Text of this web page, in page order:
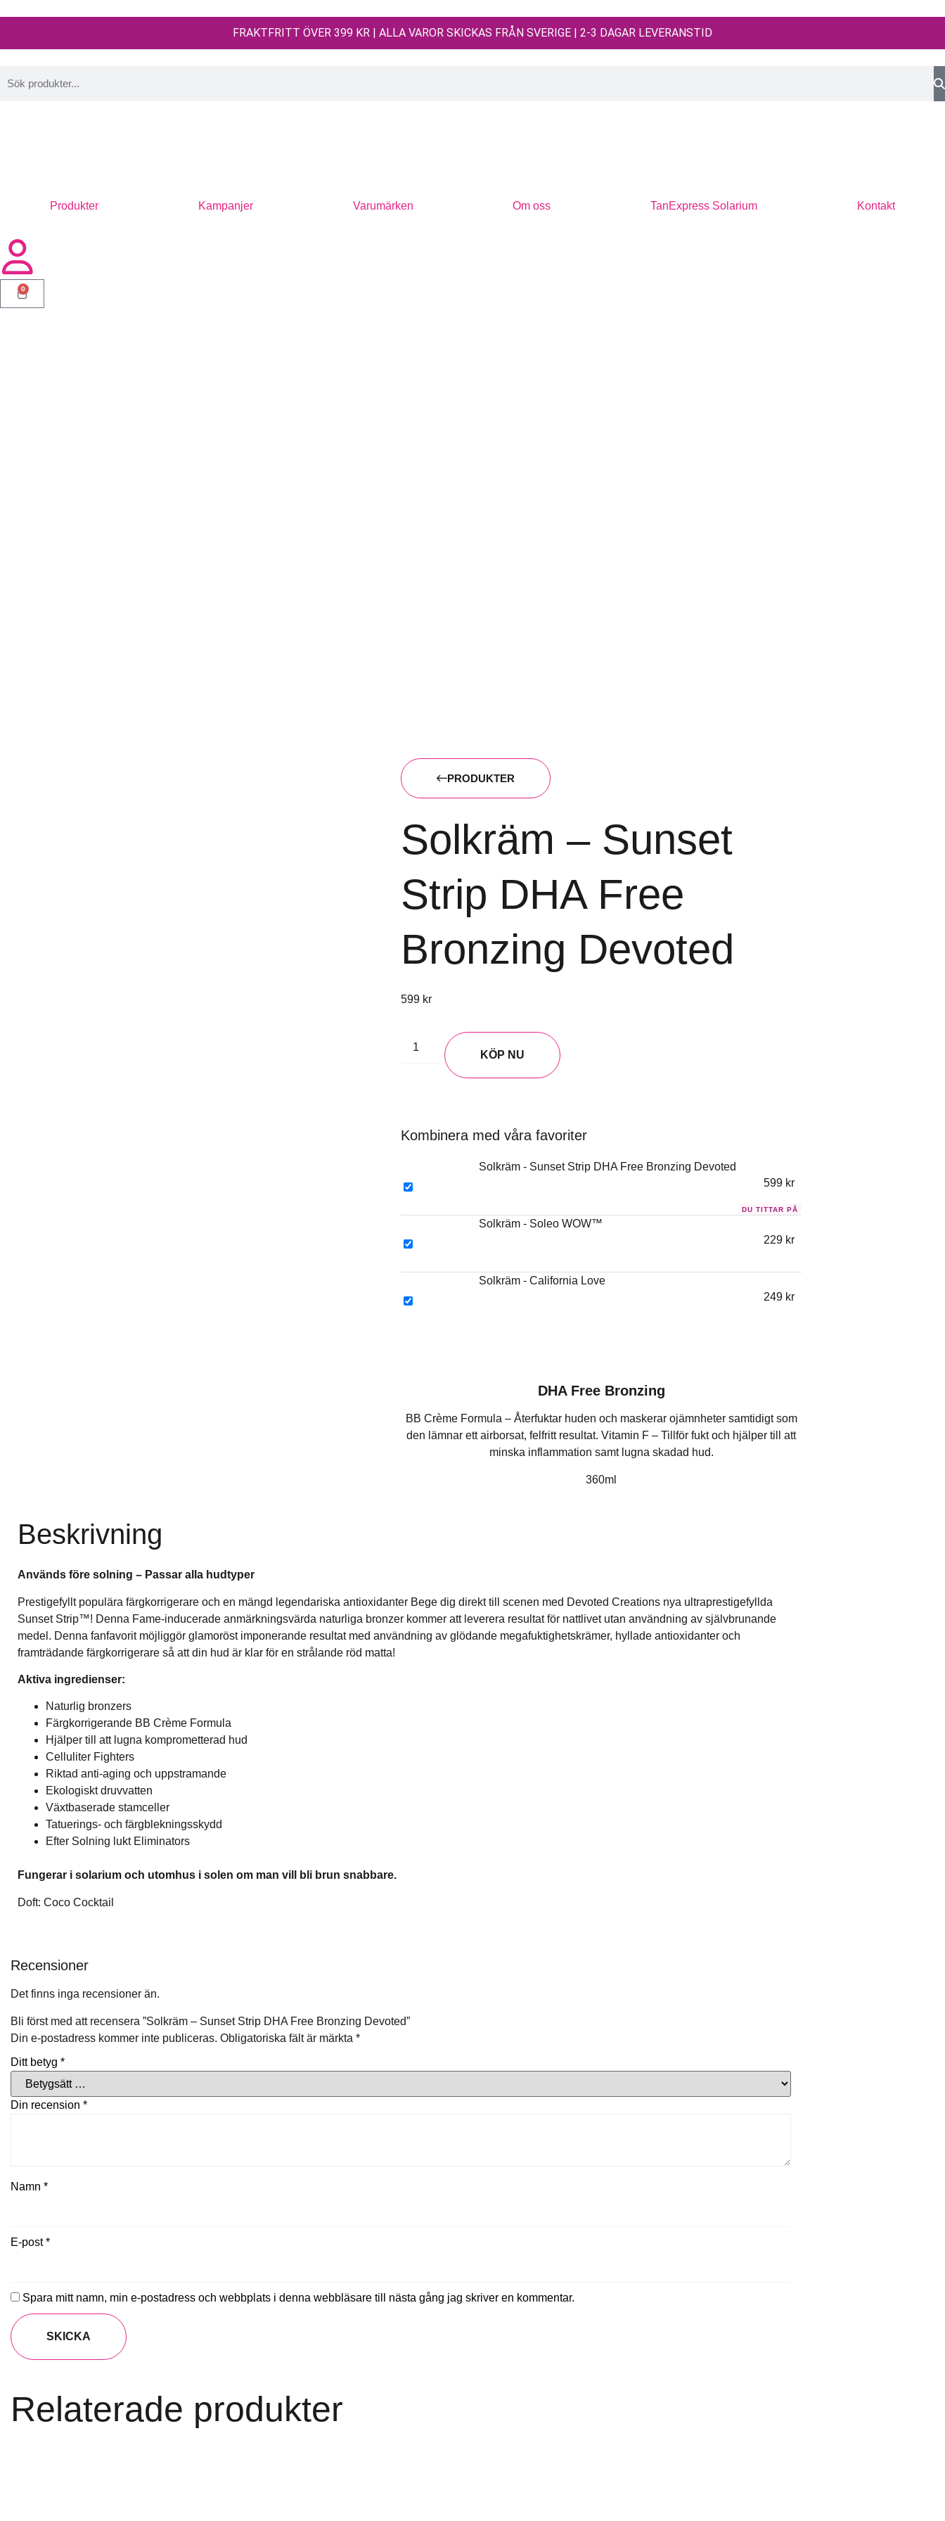
FRAKTFRITT ÖVER 399 KR | ALLA VAROR SKICKAS FRÅN SVERIGE | 2-3 DAGAR LEVERANSTID
Produkter Kampanjer Varumärken Om oss TanExpress Solarium Kontakt
0
PRODUKTER
Solkräm – Sunset
Strip DHA Free
Bronzing Devoted
599 kr
KÖP NU
Kombinera med våra favoriter
Solkräm - Sunset Strip DHA Free Bronzing Devoted
599 kr
Solkräm - Soleo WOW™
229 kr
Solkräm - California Love
249 kr
DHA Free Bronzing
BB Crème Formula – Återfuktar huden och maskerar ojämnheter samtidigt som
den lämnar ett airborsat, felfritt resultat. Vitamin F – Tillför fukt och hjälper till att
minska inflammation samt lugna skadad hud.
360ml
Beskrivning
Används före solning – Passar alla hudtyper
Prestigefyllt populära färgkorrigerare och en mängd legendariska antioxidanter Bege dig direkt till scenen med Devoted Creations nya ultraprestigefyllda
Sunset Strip™! Denna Fame-inducerade anmärkningsvärda naturliga bronzer kommer att leverera resultat för nattlivet utan användning av självbrunande
medel. Denna fanfavorit möjliggör glamoröst imponerande resultat med användning av glödande megafuktighetskrämer, hyllade antioxidanter och
framträdande färgkorrigerare så att din hud är klar för en strålande röd matta!
Aktiva ingredienser:
Naturlig bronzers
Färgkorrigerande BB Crème Formula
Hjälper till att lugna komprometterad hud
Celluliter Fighters
Riktad anti-aging och uppstramande
Ekologiskt druvvatten
Växtbaserade stamceller
Tatuerings- och färgblekningsskydd
Efter Solning lukt Eliminators
Fungerar i solarium och utomhus i solen om man vill bli brun snabbare.
Doft: Coco Cocktail
Recensioner
Det finns inga recensioner än.
Bli först med att recensera ”Solkräm – Sunset Strip DHA Free Bronzing Devoted”
Din e-postadress kommer inte publiceras. Obligatoriska fält är märkta *
Ditt betyg *
Din recension *
Namn *
E-post*
Spara mitt namn, min e-postadress och webbplats i denna webbläsare till nästa gång jag skriver en kommentar.
Relaterade produkter